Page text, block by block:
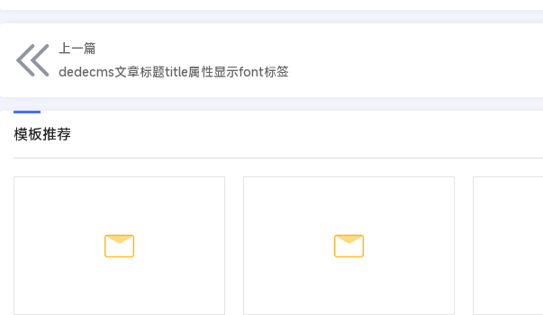
上一篇
dedecms文章标题title属性显示font标签
模板推荐